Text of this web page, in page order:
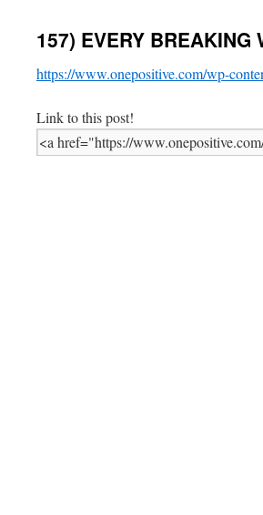
157) EVERY BREAKING
https://www.onepositive.com/wp-
Link to this post!